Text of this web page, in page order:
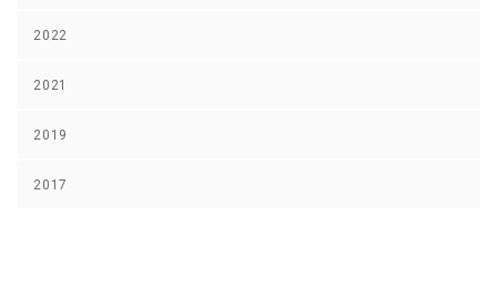
2022
2021
2019
2017